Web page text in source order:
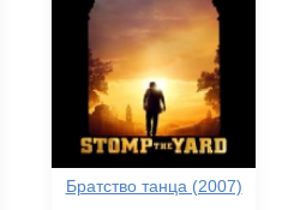
Братство танца (2007)